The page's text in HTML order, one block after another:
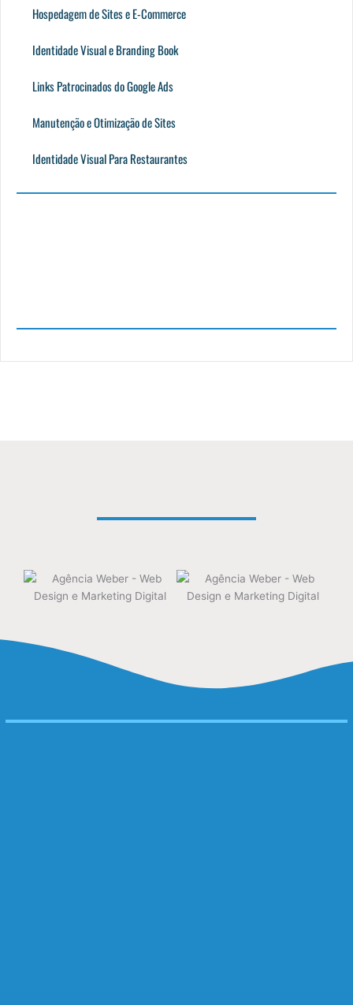
Hospedagem de Sites e E-Commerce
Identidade Visual e Branding Book
Links Patrocinados do Google Ads
Manutenção e Otimização de Sites
Identidade Visual Para Restaurantes